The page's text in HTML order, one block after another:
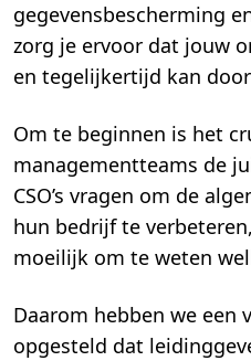
gegevensbescherming
zorg je ervoor dat jouw
en tegelijkertijd kan
Om te beginnen is het
managementteams de
CSO’s vragen om de
hun bedrijf te
moeilijk om te weten
Daarom hebben we een
opgesteld dat